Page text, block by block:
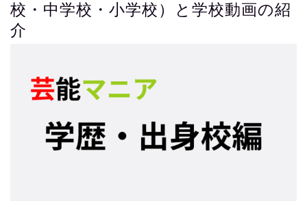
校・中学校・小学校）と学校動画の紹
介